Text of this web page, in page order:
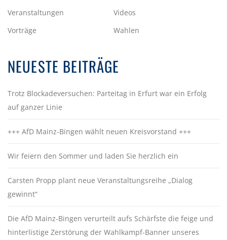
Veranstaltungen
Videos
Vorträge
Wahlen
NEUESTE BEITRÄGE
Trotz Blockadeversuchen: Parteitag in Erfurt war ein Erfolg
auf ganzer Linie
+++ AfD Mainz-Bingen wählt neuen Kreisvorstand +++
Wir feiern den Sommer und laden Sie herzlich ein
Carsten Propp plant neue Veranstaltungsreihe „Dialog
gewinnt“
Die AfD Mainz-Bingen verurteilt aufs Schärfste die feige und
hinterlistige Zerstörung der Wahlkampf-Banner unseres